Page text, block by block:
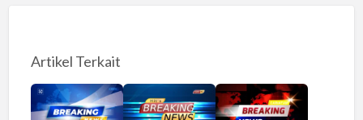
Artikel Terkait